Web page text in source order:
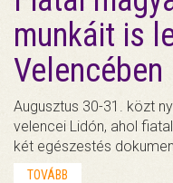
munkáit is
Velencében
Augusztus 30-31. közt
velencei Lidón, ahol
két egészestés
TOVÁBB